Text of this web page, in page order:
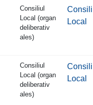
Consiliul
Local (organ
deliberativ
ales)
Local
Consiliul
Local (organ
deliberativ
ales)
Local